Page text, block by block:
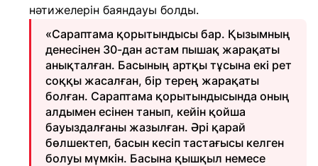
нәтижелерін баяндауы болды.
«Сараптама қорытындысы бар. Қызымның
денесінен 30-дан астам пышақ жарақаты
анықталған. Басының артқы тұсына екі рет
соққы жасалған, бір терең жарақаты
болған. Сараптама қорытындысында оның
алдымен есінен танып, кейін қойша
бауыздалғаны жазылған. Әрі қарай
бөлшектеп, басын кесіп тастағысы келген
болуы мүмкін. Басына қышқыл немесе